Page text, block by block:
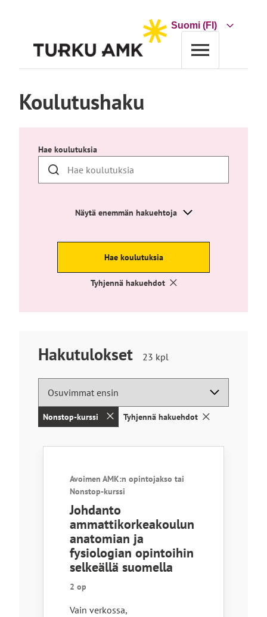
Choose
Koulutushaku
Hae koulutuksia
Näytä enemmän hakuehtoja
Hae koulutuksia
Tyhjennä hakuehdot
Hakutulokset
Hakutuloksia
23 kpl
Nonstop-kurssi Tyhjennä hakuehdot
Avoimen AMK:n opintojakso tai
Nonstop-kurssi
Johdanto
ammattikorkeakoulun
anatomian ja
fysiologian opintoihin
selkeällä suomella
2 op
Vain verkossa,